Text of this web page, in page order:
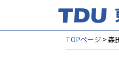
TOPページ >